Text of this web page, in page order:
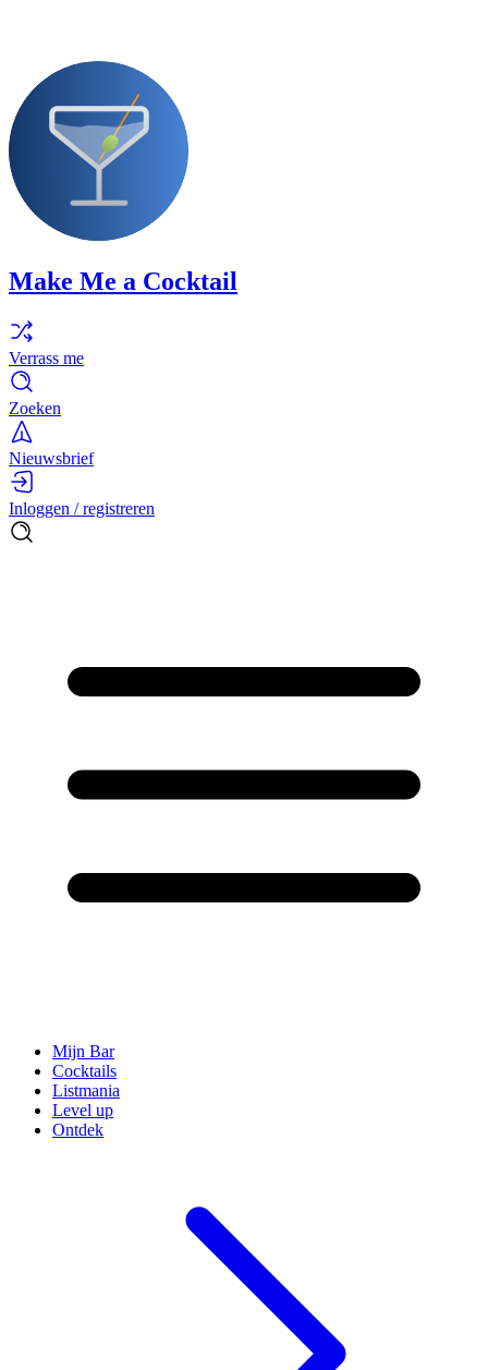
Make Me a Cocktail
Verrass me
Zoeken
Nieuwsbrief
Inloggen / registreren
Mijn Bar
Cocktails
Listmania
Level up
Ontdek